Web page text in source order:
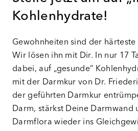
Kohlenhydrate!
Gewohnheiten sind der
Wir lösen ihn mit Dir. In nur 17
dabei, auf „gesunde“
mit der Darmkur von Dr.
der geführten Darmkur
Darm, stärkst Deine Darmwand
Darmflora wieder ins